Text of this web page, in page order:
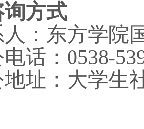
方式
：东方学院
话：0538-
地址：大学生